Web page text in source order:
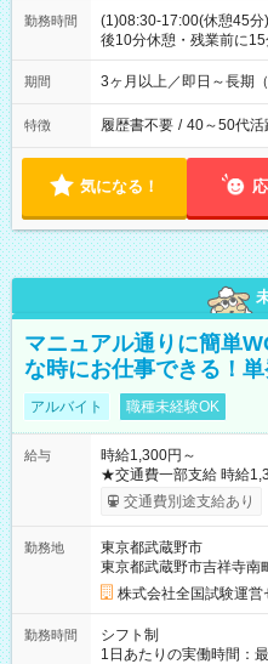
勤務時間
(1)08:30-17:00(休憩45
後10分休憩・残業前に15
期間 3ヶ月以上／即日～長期
特徴 履歴書不要 / 40～50代活
気になる！
マニュアル通りに簡単
な時にお仕事できる！
アルバイト 職種未経験OK
給与
時給1,300円～
★交通費一部支給 時給1,300円～ ※試験・役割により手当あり
※勤務回数により昇給あ
り！】 希望される場合
例】 ・河合塾模擬試験
×8時間＝日収10,400円
円の場合あり ・国家試
円（役割手当＋100円）×6
間】試用期間なし
交通費別途支給あり
勤務地
東京都武蔵野市
東京都武蔵野市吉祥寺南
株式会社全国試験運営
勤務時間
シフト制
1日あたりの実働時間：